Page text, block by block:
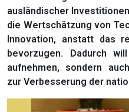
ausländischer
die Wertschätzung von
Innovation, anstatt das
bevorzugen. Dadurch
aufnehmen, sondern
zur Verbesserung der